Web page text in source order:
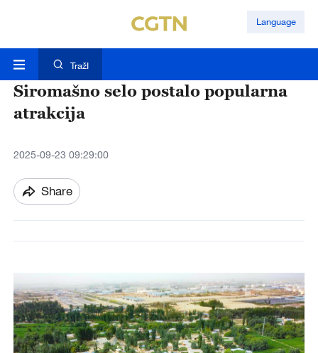
Language
TražI
Siromašno selo postalo popularna
atrakcija
2025-09-23 09:29:00
Share